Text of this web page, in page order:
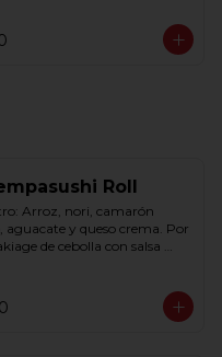
Roll
Arroz, nori, camarón
aguacate y queso crema. Por
de cebolla con salsa